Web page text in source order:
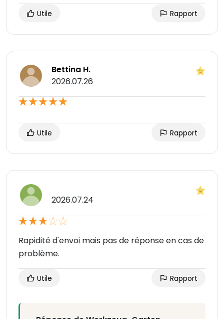
Utile Rapport
Bettina H.
2026.07.26
Utile Rapport
2026.07.24
Rapidité d'envoi mais pas de réponse en cas de
problème.
Utile Rapport